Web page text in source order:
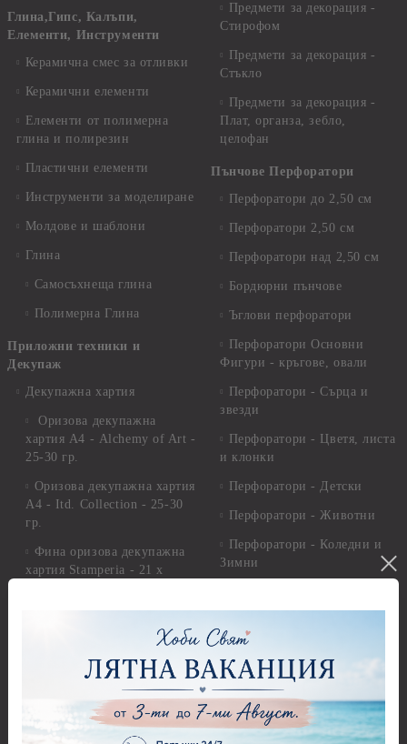
Глина,Гипс, Калъпи,
Елементи, Инструменти
Керамична смес за отливки
Керамични елементи
Елементи от полимерна
глина и полирезин
Пластични елементи
Инструменти за моделиране
Молдове и шаблони
Глина
Самосъхнеща глина
Полимерна Глина
Приложни техники и
Декупаж
Декупажна хартия
Оризова декупажна
хартия А4 - Alchemy of Art -
25-30 гр.
Оризова декупажна хартия
А4 - Itd. Collection - 25-30
гр.
Фина оризова декупажна
хартия Stamperia - 21 х
Вакс пасти
Грунд, Основи, Релефни
Предмети за декорация -
Стирофом
Предмети за декорация -
Стъкло
Предмети за декорация -
Плат, органза, зебло,
целофан
Пънчове Перфоратори
Перфоратори до 2,50 см
Перфоратори 2,50 см
Перфоратори над 2,50 см
Бордюрни пънчове
Ъглови перфоратори
Перфоратори Основни
Фигури - кръгове, овали
Перфоратори - Сърца и
звезди
Перфоратори - Цветя, листа
и клонки
Перфоратори - Детски
Перфоратори - Животни
Перфоратори - Коледни и
Зимни
разтвори
Платна за рисуване
Стативи и поставки
Четки и инструменти